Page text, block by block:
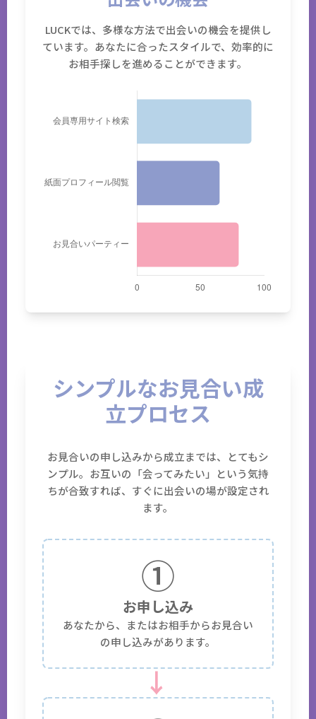
LUCKでは、多様な方法で出会いの機会を提供し
ています。あなたに合ったスタイルで、効率的に
お相手探しを進めることができます。
シンプルなお見合い成
立プロセス
お見合いの申し込みから成立までは、とてもシ
ンプル。お互いの「会ってみたい」という気持
ちが合致すれば、すぐに出会いの場が設定され
ます。
①
お申し込み
あなたから、またはお相手からお見合い
の申し込みがあります。
→